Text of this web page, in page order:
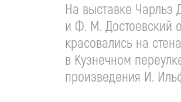
На выставке Чарльз
и Ф. М. Достоевский
красовались на
в Кузнечном
произведения И.